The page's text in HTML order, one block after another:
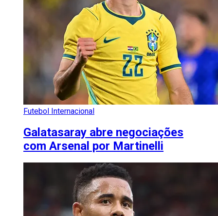
Futebol Internacional
Galatasaray abre negociações
com Arsenal por Martinelli